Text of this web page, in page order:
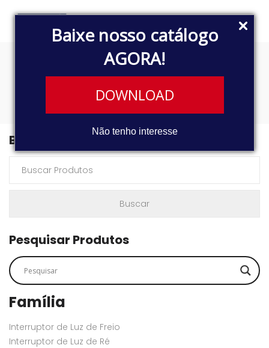
Baixe nosso catálogo
AGORA!
DOWNLOAD
Não tenho interesse
3014
Buscar Produtos
Pesquisar Produtos
Família
Interruptor de Luz de Freio
Interruptor de Luz de Ré